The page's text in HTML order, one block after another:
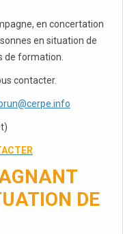
en concertation
en situation de
de formation.
contacter.
DE